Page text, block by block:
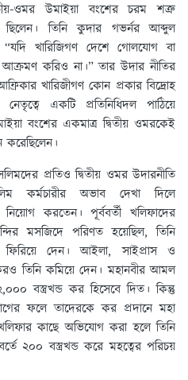
ওমর উমাইয়া বংশের চরম শত্রু
ছিলেন। তিনি কুদার গভর্নর আব্দুল
খারিজিগণ দেশে গোলযোগ বা
করিও না।” তার উদার নীতির
খারিজীগণ কোন প্রকার বিদ্রোহ
একটি প্রতিনিধিদল পাঠিয়ে
বংশের একমাত্র দ্বিতীয় ওমরকেই
করেছিলেন।
প্রতিও দ্বিতীয় ওমর উদারনীতি
কর্মচারীর অভাব দেখা দিলে
করতেন। পূর্ববর্তী খলিফাদের
মসজিদে পরিণত হয়েছিল, তিনি
ফিরিয়ে দেন। আইলা, সাইপ্রাস ও
করও তিনি কমিয়ে দেন। মহানবীর আমল
বস্ত্রখন্ড কর হিসেবে দিত। কিন্তু
ফলে তাদেরকে কর প্রদানে মহা
কাছে অভিযোগ করা হলে তিনি
২০০ বস্ত্রখন্ড করে মহত্বের পরিচয়